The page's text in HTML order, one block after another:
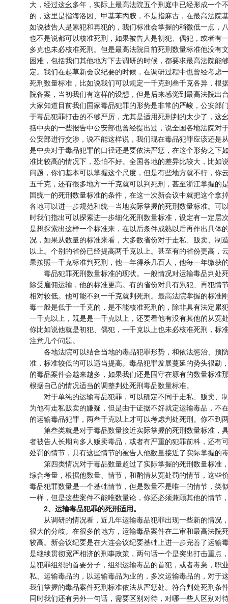
大，经过这幺多年，实际上最高法院五个刑庭中已经形成一个
的，这里是指海洛因、甲基苯丙胺，不是指麻古，在最高法院
如说被告人是累犯和再犯的，我们标准会掌握的稍微低一点，
也不是说都可以核准死刑，如果被告人是初犯、偶犯，或者有
多克也未必核准死刑。但是最高法院目前死刑数量标准他没有
困难，包括我们其他地方下去调研的时候，都要求最高法院能
定。我们在起草新会议纪要的时候，在调研过程中也曾经考虑
死刑数量标准，比如说我们可以规定一千克到叁千克各异，根
院备案，当初我们有这样的设想，但是后来感觉到最高法院出
大家知道目前我们国家毒品犯罪的形势是非常的严峻，公安部
于毒品犯罪打击的不够严厉，尤其是适用死刑判的太少了，这
括中央的一些报告中公安部也曾经提出过，说全国各地法院对
公安部进行交涉，说不能这样说，我们现在毒品犯罪应该还是
是中央对于毒品犯罪的口径还是要依法严惩，在这个形势之下
准比较高的情况下，恐怕不好。全国各地的差异比较大，比如
问题，你们基本可以掌握这个尺度，但是有些地方就不行，你
五千克，还有很多地方一千克就可以判死刑，甚至浙江掌握的
国统一的死刑数量标准的条件，在这一次新会议中就把这个拿
各地可以进一步规范和统一当地实际掌握的死刑数量标准。可
时我们指出可以探索进一步细化死刑数量标准，设定有一定层
是想探索出这样一个标准来，在以后条件成熟以后再作出具体
况，如果从数量的标准来看，大多数省份对于走私、贩卖、制
以上。个别的省份已经提高两千克以上。甚至有的省份更高，
果按照一千克标准判死刑，他一年得杀几百人，他每一年缴获
毒品犯罪死刑数量标准的现状。一般情况对运输毒品判处
除受雇佣运输，他的标准更高。有的省份对具有累犯、再犯情
相对较低。他可能不到一千克就判死刑。最高法院掌握的标准
毒一般是低于一千克的，是不能核准死刑的，除非具有法定累
一千克以上，既是是一千克以上，还要看他有没有其他的从宽
你比如说他就是初犯、偶犯，一千克以上也未必核准死刑，标
注意几个问题。
各地法院可以结合当地的毒品犯罪形势，和依法惩治、预
准，标准较低的可以适当提高。毒品犯罪发展蔓延的势头很勐
的毒品案件会越来越多，如果我们还是固守在塬有的数量标准
根据自己的情况适当的调整判处死刑毒品数量标准。
对于单纯的运输毒品犯罪，可以确定不同于走私、贩卖、
为他有走私贩卖的嫌疑，但是由于证据不好就定运输毒品，不
的运输毒品犯罪，两叁千克以上才可以考虑判处死刑。你不到
第叁类就是对于毒品数量接近实际掌握的死刑数量标准，
者被告人长期向多人贩卖毒品，或者有严重的犯罪前科，还有
处罚的情节，具有这些情节的被告人他数量接近了实际掌握的
第四类情况对于毒品数量超过了实际掌握的死刑数量标准
综合考量，根据他数量、情节，和酌情从宽处罚的情节，这些
毒品犯罪数量是一个基础情节，但是数量不是唯一的情节，类
一样，但是这些案件不能唯数量论，你还必须兼顾其他的情节
2、运输毒品犯罪的死刑适用。
从调研的情况看，近几年运输毒品犯罪出现一些新的情况
很大的分歧。在很多的地方，运输毒品案件在二审和最高法院
较高。新会议纪要是在大连会议纪要基础上进一步完善了运输
是继续贯彻宽严相济的刑事政策，两句话一个是突出打击重点
是犯罪组织的首要分子，组织运输毒品的首犯，或者毒枭，职
私、运输毒品的，以运输毒品为业的，多次运输毒品的，对于
我们掌握的毒品案件死刑标准依法从严惩处。符合判处死刑条
同时我们还有另外一句话，需要区别对待，对哪一些人区别对